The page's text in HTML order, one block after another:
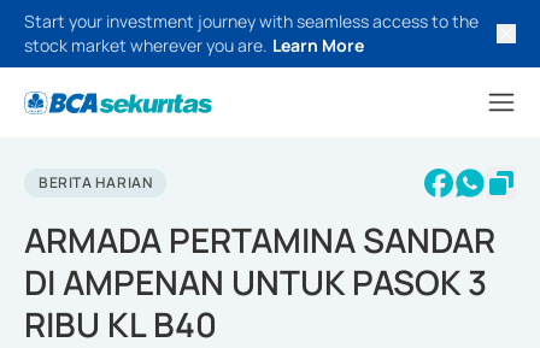
Start your investment journey with seamless access to the
stock market wherever you are. Learn More
BERITA HARIAN
ARMADA PERTAMINA SANDAR
DI AMPENAN UNTUK PASOK 3
RIBU KL B40